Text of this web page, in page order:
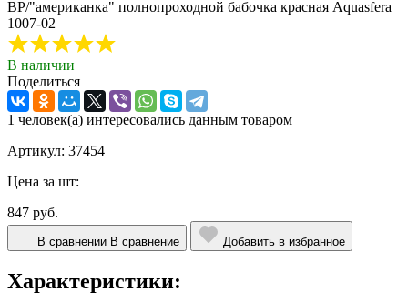
В наличии
Поделиться
1 человек(а) интересовались данным товаром
Артикул: 37454
Цена за шт:
847 руб.
В сравнении В сравнение Добавить в избранное
Характеристики: